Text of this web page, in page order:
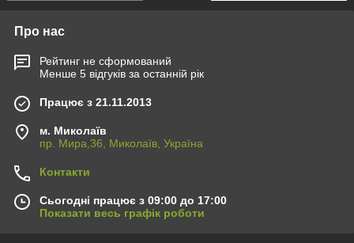
Про нас
Рейтинг не сформований
Менше 5 відгуків за останній рік
Працює з 21.11.2013
м. Миколаїв
пр. Мира,36, Миколаїв, Україна
Контакти
Сьогодні працює з 09:00 до 17:00
Показати весь графік роботи